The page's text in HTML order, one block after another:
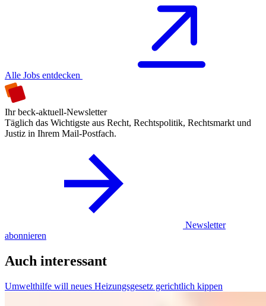
Alle Jobs entdecken
Ihr beck-aktuell-Newsletter
Täglich das Wichtigste aus Recht, Rechtspolitik, Rechtsmarkt und
Justiz in Ihrem Mail-Postfach.
Newsletter
abonnieren
Auch interessant
Umwelthilfe will neues Heizungsgesetz gerichtlich kippen